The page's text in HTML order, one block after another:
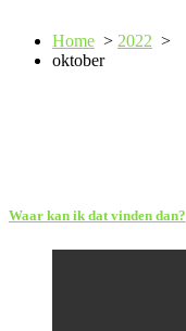
Home > 2022 >
oktober
Waar kan ik dat vinden dan?